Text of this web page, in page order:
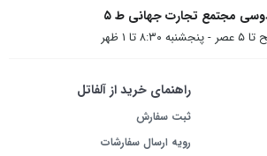
مجتمع تجارت جهانی ط ۵
راهنمای خرید از آلفاتل
ثبت سفارش
رویه ارسال سفارشات